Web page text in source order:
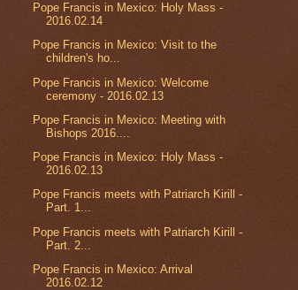
Pope Francis in Mexico: Holy Mass -
2016.02.14
Pope Francis in Mexico: Visit to the
children's ho...
Pope Francis in Mexico: Welcome
ceremony - 2016.02.13
Pope Francis in Mexico: Meeting with
Bishops 2016....
Pope Francis in Mexico: Holy Mass -
2016.02.13
Pope Francis meets with Patriarch Kirill -
Part. 1...
Pope Francis meets with Patriarch Kirill -
Part. 2...
Pope Francis in Mexico: Arrival
2016.02.12